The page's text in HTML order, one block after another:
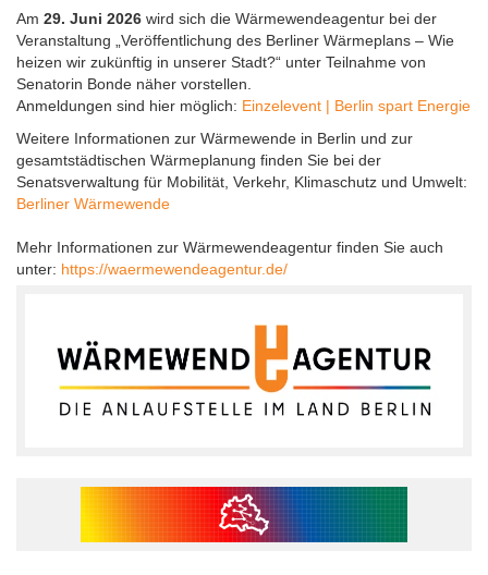
Am 29. Juni 2026 wird sich die Wärmewendeagentur bei der
Veranstaltung „Veröffentlichung des Berliner Wärmeplans – Wie
heizen wir zukünftig in unserer Stadt?“ unter Teilnahme von
Senatorin Bonde näher vorstellen.
Anmeldungen sind hier möglich: Einzelevent | Berlin spart Energie
Weitere Informationen zur Wärmewende in Berlin und zur
gesamtstädtischen Wärmeplanung finden Sie bei der
Senatsverwaltung für Mobilität, Verkehr, Klimaschutz und Umwelt:
Berliner Wärmewende
Mehr Informationen zur Wärmewendeagentur finden Sie auch
unter: https://waermewendeagentur.de/